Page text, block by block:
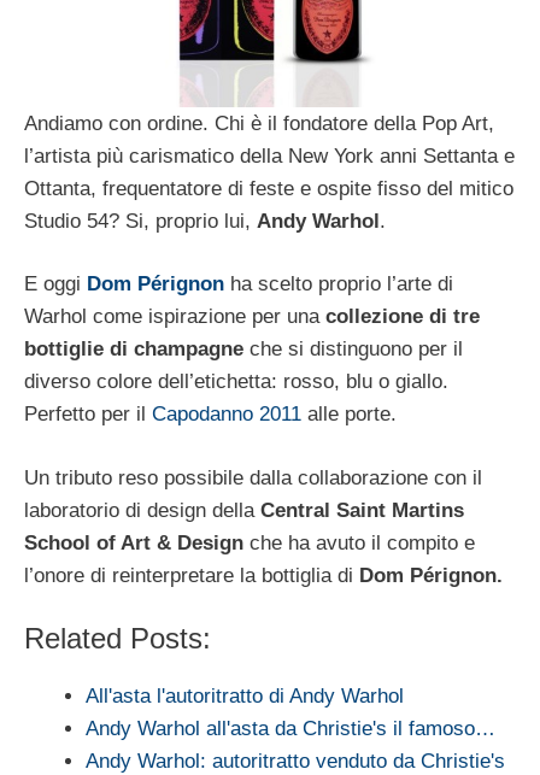
Andiamo con ordine. Chi è il fondatore della Pop Art,
l’artista più carismatico della New York anni Settanta e
Ottanta, frequentatore di feste e ospite fisso del mitico
Studio 54? Si, proprio lui, Andy Warhol.
E oggi Dom Pérignon ha scelto proprio l’arte di
Warhol come ispirazione per una collezione di tre
bottiglie di champagne che si distinguono per il
diverso colore dell’etichetta: rosso, blu o giallo.
Perfetto per il Capodanno 2011 alle porte.
Un tributo reso possibile dalla collaborazione con il
laboratorio di design della Central Saint Martins
School of Art & Design che ha avuto il compito e
l’onore di reinterpretare la bottiglia di Dom Pérignon.
Related Posts:
All'asta l'autoritratto di Andy Warhol
Andy Warhol all'asta da Christie's il famoso…
Andy Warhol: autoritratto venduto da Christie's